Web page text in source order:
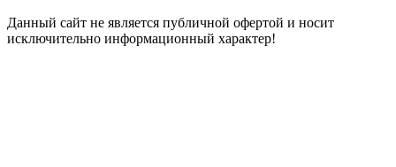
Данный сайт не является публичной офертой и носит
исключительно информационный характер!